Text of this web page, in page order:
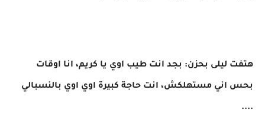
هتفت ليلى بحزن: بجد انت طيب اوي يا كريم، انا اوقات
بحس اني مستهلكش، انت حاجة كبيرة اوي اوي بالنسبالي
....